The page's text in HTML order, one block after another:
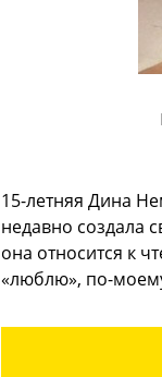
15-летняя Дина
недавно создала
она относится к
«люблю», по-